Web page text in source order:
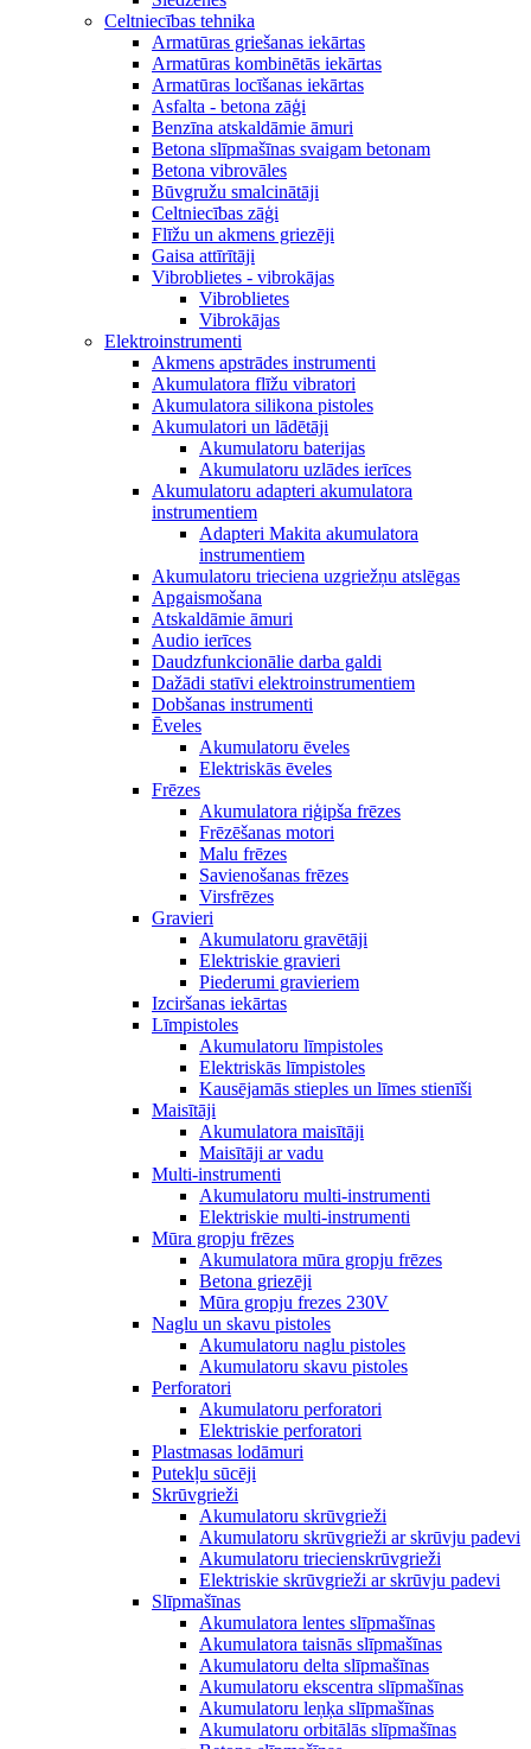
Celtniecības tehnika
Armatūras griešanas iekārtas
Armatūras kombinētās iekārtas
Armatūras locīšanas iekārtas
Asfalta - betona zāģi
Benzīna atskaldāmie āmuri
Betona slīpmašīnas svaigam betonam
Betona vibrovāles
Būvgružu smalcinātāji
Celtniecības zāģi
Flīžu un akmens griezēji
Gaisa attīrītāji
Vibroblietes - vibrokājas
Vibroblietes
Vibrokājas
Elektroinstrumenti
Akmens apstrādes instrumenti
Akumulatora flīžu vibratori
Akumulatora silikona pistoles
Akumulatori un lādētāji
Akumulatoru baterijas
Akumulatoru uzlādes ierīces
Akumulatoru adapteri akumulatora
instrumentiem
Adapteri Makita akumulatora
instrumentiem
Akumulatoru trieciena uzgriežņu atslēgas
Apgaismošana
Atskaldāmie āmuri
Audio ierīces
Daudzfunkcionālie darba galdi
Dažādi statīvi elektroinstrumentiem
Dobšanas instrumenti
Ēveles
Akumulatoru ēveles
Elektriskās ēveles
Frēzes
Akumulatora riģipša frēzes
Frēzēšanas motori
Malu frēzes
Savienošanas frēzes
Virsfrēzes
Gravieri
Akumulatoru gravētāji
Elektriskie gravieri
Piederumi gravieriem
Izciršanas iekārtas
Līmpistoles
Akumulatoru līmpistoles
Elektriskās līmpistoles
Kausējamās stieples un līmes stienīši
Maisītāji
Akumulatora maisītāji
Maisītāji ar vadu
Multi-instrumenti
Akumulatoru multi-instrumenti
Elektriskie multi-instrumenti
Mūra gropju frēzes
Akumulatora mūra gropju frēzes
Betona griezēji
Mūra gropju frezes 230V
Naglu un skavu pistoles
Akumulatoru naglu pistoles
Akumulatoru skavu pistoles
Perforatori
Akumulatoru perforatori
Elektriskie perforatori
Plastmasas lodāmuri
Putekļu sūcēji
Skrūvgrieži
Akumulatoru skrūvgrieži
Akumulatoru skrūvgrieži ar skrūvju padevi
Akumulatoru triecienskrūvgrieži
Elektriskie skrūvgrieži ar skrūvju padevi
Slīpmašīnas
Akumulatora lentes slīpmašīnas
Akumulatora taisnās slīpmašīnas
Akumulatoru delta slīpmašīnas
Akumulatoru ekscentra slīpmašīnas
Akumulatoru leņķa slīpmašīnas
Akumulatoru orbitālās slīpmašīnas